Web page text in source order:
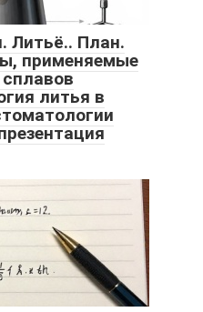
Литьё.. План.
применяемые
литья в